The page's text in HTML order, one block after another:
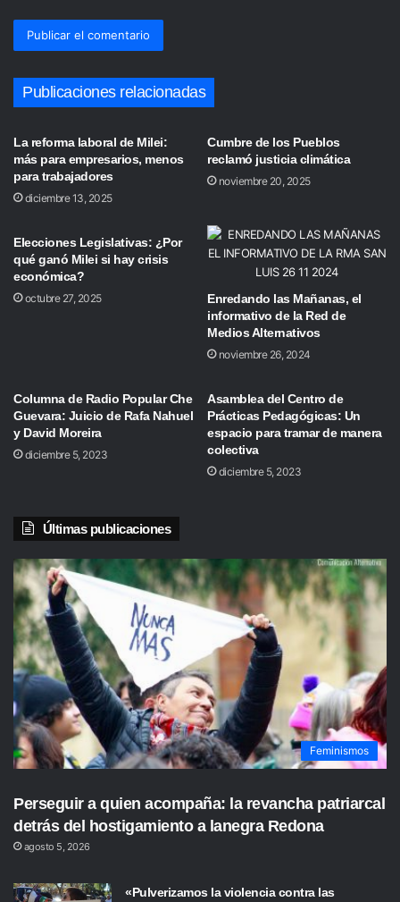
Publicaciones relacionadas
La reforma laboral de Milei:
más para empresarios, menos
para trabajadores
diciembre 13, 2025
Cumbre de los Pueblos
reclamó justicia climática
noviembre 20, 2025
Elecciones Legislativas: ¿Por
qué ganó Milei si hay crisis
económica?
octubre 27, 2025
Enredando las Mañanas, el
informativo de la Red de
Medios Alternativos
noviembre 26, 2024
Columna de Radio Popular Che
Guevara: Juicio de Rafa Nahuel
y David Moreira
diciembre 5, 2023
Asamblea del Centro de
Prácticas Pedagógicas: Un
espacio para tramar de manera
colectiva
diciembre 5, 2023
Últimas publicaciones
Feminismos
Perseguir a quien acompaña: la revancha patriarcal
detrás del hostigamiento a lanegra Redona
agosto 5, 2026
«Pulverizamos la violencia contra las